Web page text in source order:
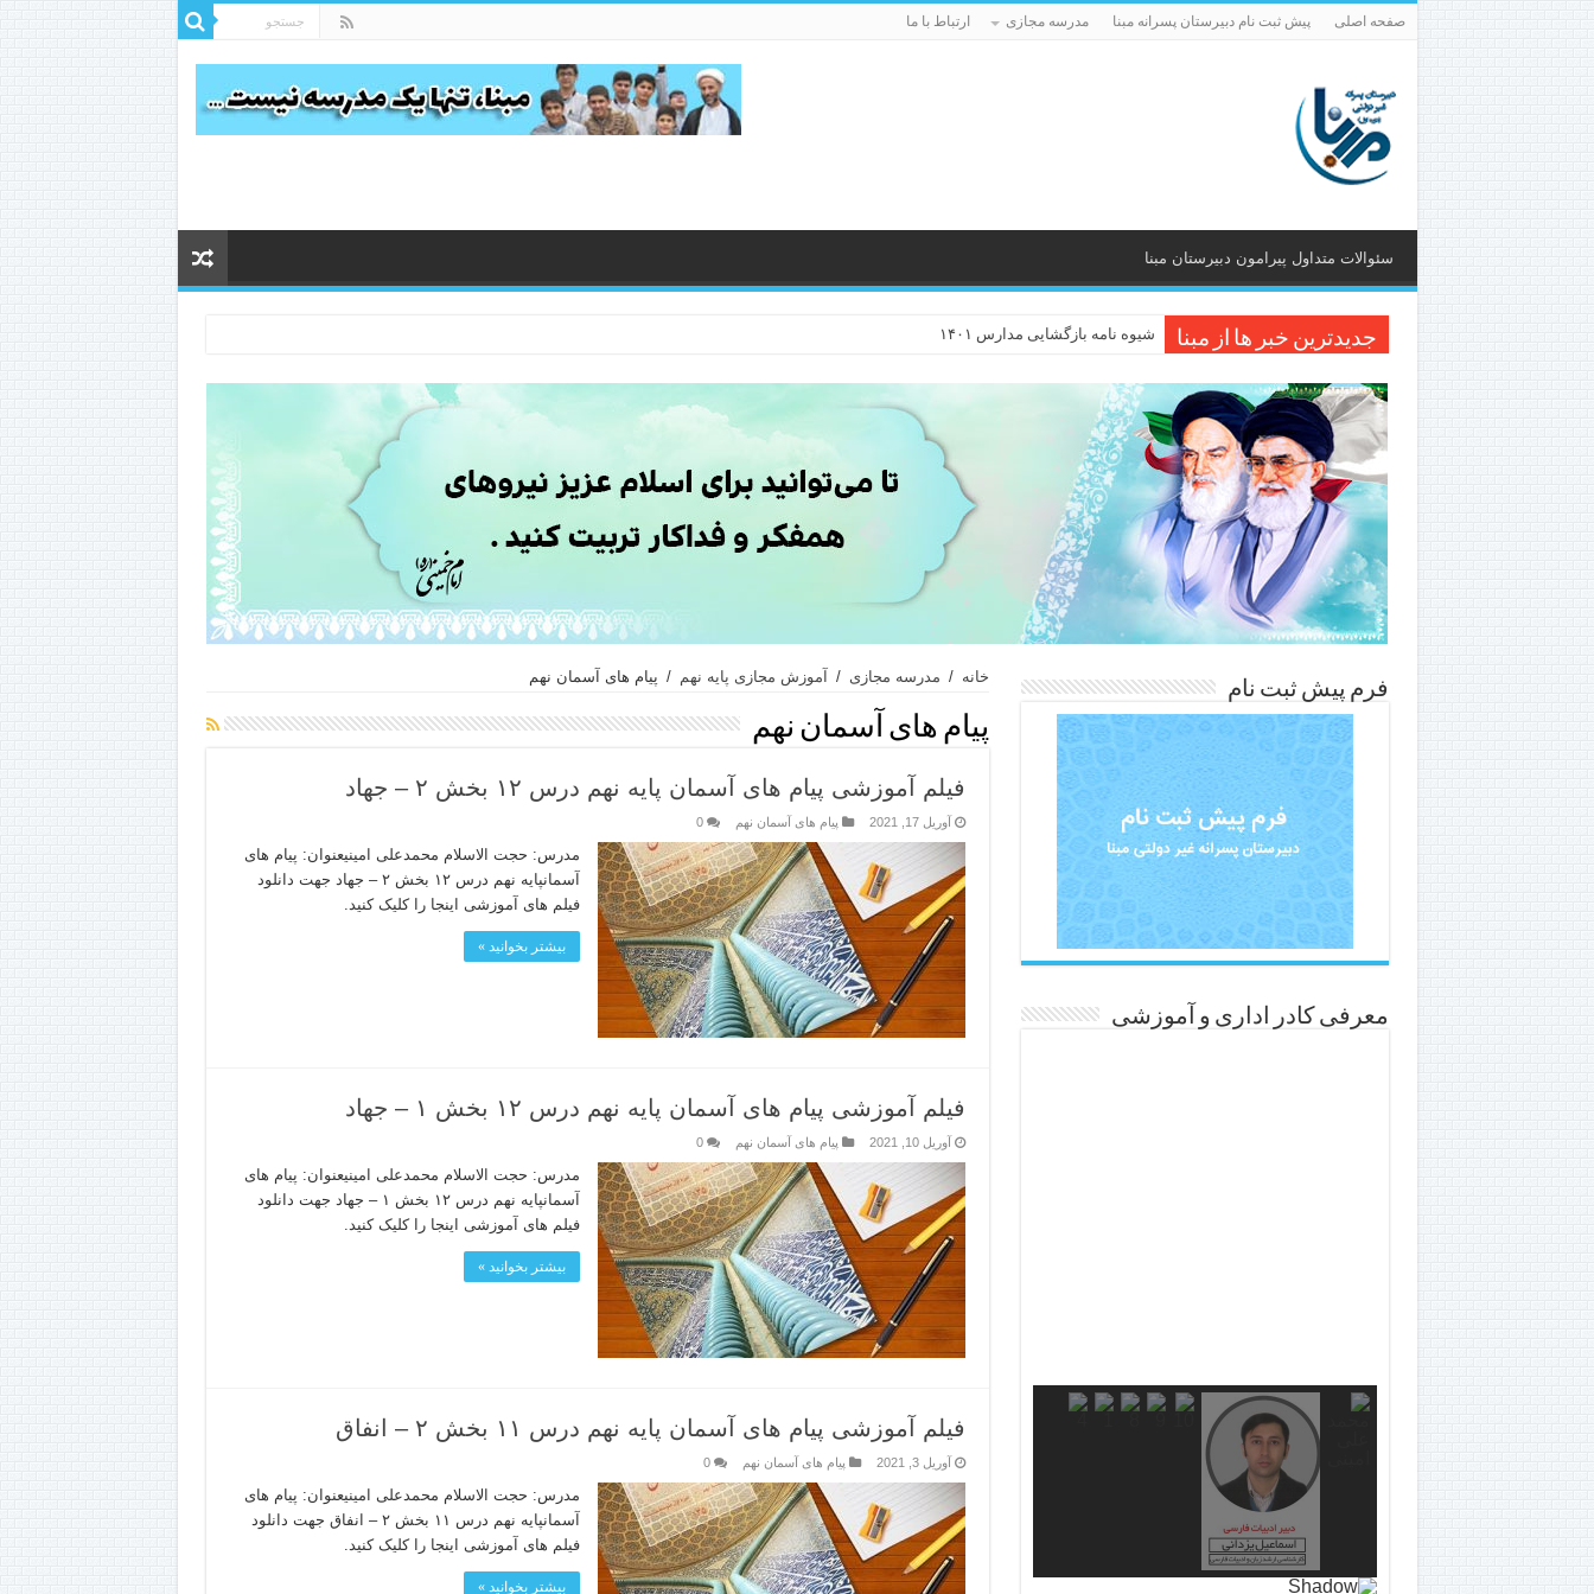
صفحه اصلی پیش ثبت نام دبیرستان پسرانه مبنا مدرسه مجازی ارتباط با ما
سئوالات متداول پیرامون دبیرستان مبنا
جدیدترین خبر ها از مبنا شیوه نامه بازگشایی مدارس ۱۴۰۱
خانه / مدرسه مجازی / آموزش مجازی پایه نهم / پیام های آسمان نهم
پیام های آسمان نهم
فیلم آموزشی پیام های آسمان پایه نهم درس ۱۲ بخش ۲ – جهاد
آوریل 17, 2021 پیام های آسمان نهم 0
مدرس: حجت الاسلام محمدعلی امینیعنوان: پیام های
آسمانپایه نهم درس ۱۲ بخش ۲ – جهاد جهت دانلود
فیلم های آموزشی اینجا را کلیک کنید.
بیشتر بخوانید »
فیلم آموزشی پیام های آسمان پایه نهم درس ۱۲ بخش ۱ – جهاد
آوریل 10, 2021 پیام های آسمان نهم 0
مدرس: حجت الاسلام محمدعلی امینیعنوان: پیام های
آسمانپایه نهم درس ۱۲ بخش ۱ – جهاد جهت دانلود
فیلم های آموزشی اینجا را کلیک کنید.
بیشتر بخوانید »
فیلم آموزشی پیام های آسمان پایه نهم درس ۱۱ بخش ۲ – انفاق
آوریل 3, 2021 پیام های آسمان نهم 0
مدرس: حجت الاسلام محمدعلی امینیعنوان: پیام های
آسمانپایه نهم درس ۱۱ بخش ۲ – انفاق جهت دانلود
فیلم های آموزشی اینجا را کلیک کنید.
بیشتر بخوانید »
فرم پیش ثبت نام
معرفی کادر اداری و آموزشی